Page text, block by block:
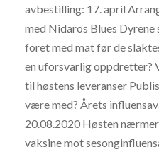
avbestilling: 17. april
med Nidaros Blues
foret med mat før de
en uforsvarlig oppdretter?
til høstens leveranser
være med? Årets
20.08.2020 Høsten nærmer
vaksine mot